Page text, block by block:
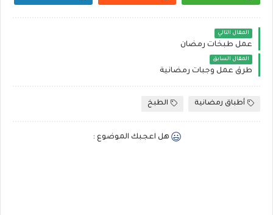
المقال التالي
عمل طبخات رمضان
المقال السابق
طرق عمل وجبات رمضانية
أطباق رمضانية الطبخ
هل اعجبك الموضوع :